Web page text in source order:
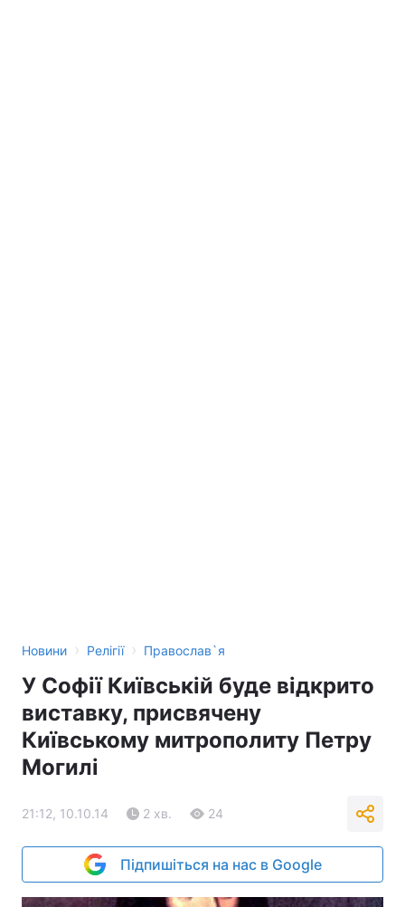
Новини › Релігії › Православ`я
У Софії Київській буде відкрито
виставку, присвячену
Київському митрополиту Петру
Могилі
21:12, 10.10.14 2 хв. 24
Підпишіться на нас в Google